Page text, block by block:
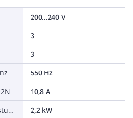
200...240 V
3
3
550 Hz
10,8 A
Max. abgegebene Leistung bei quadrat. Belastung bei Bemessungsausgangsspannung
2,2 kW